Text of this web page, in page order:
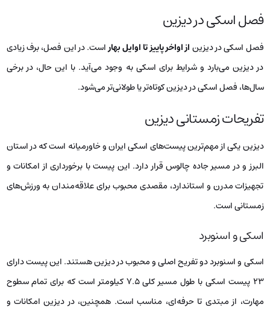
فصل اسکی در دیزین
فصل اسکی در دیزین از اواخر پاییز تا اوایل بهاراست. در این فصل، برف زیادی
در دیزین می‌بارد و شرایط برای اسکی به وجود می‌آید. با این حال، در برخی
سال‌ها، فصل اسکی در دیزین کوتاه‌تر یا طولانی‌تر می‌شود.
تفریحات زمستانی دیزین
دیزین یکی از مهم‌ترین پیست‌های اسکی ایران و خاورمیانه است که در استان
البرز و در مسیر جاده چالوس قرار دارد. این پیست با برخورداری از امکانات و
تجهیزات مدرن و استاندارد، مقصدی محبوب برای علاقه‌مندان به ورزش‌های
زمستانی است.
اسکی و اسنوبرد
اسکی و اسنوبرد دو تفریح اصلی و محبوب در دیزین هستند. این پیست دارای
۲۳ پیست اسکی با طول مسیر کلی ۷.۵ کیلومتر است که برای تمام سطوح
مهارت، از مبتدی تا حرفه‌ای، مناسب است. همچنین، در دیزین امکانات و